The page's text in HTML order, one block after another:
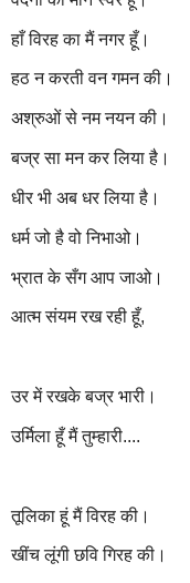
हाँ विरह का मैं नगर हूँ।
हठ न करती वन गमन की।
अश्रुओं से नम नयन की।
बज्र सा मन कर लिया है।
धीर भी अब धर लिया है।
धर्म जो है वो निभाओ।
भ्रात के सँग आप जाओ।
आत्म संयम रख रही हूँ,
उर में रखके बज्र भारी।
उर्मिला हूँ मैं तुम्हारी....
तूलिका हूं मैं विरह की।
खींच लूंगी छवि गिरह की।